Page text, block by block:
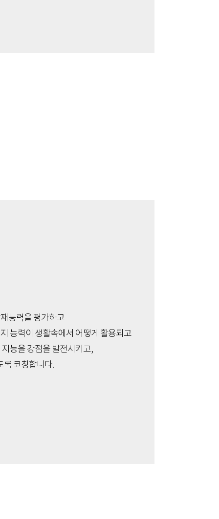
능력을 평가하고
능력이 생활속에서 어떻게 활용되고
능을 강점을 발전시키고,
록 코칭합니다.